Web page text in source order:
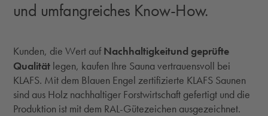
und umfangreiches Know-How.
Kunden, die Wert aufNachhaltigkeitund geprüfte
Qualität legen, kaufen Ihre Sauna vertrauensvoll bei
KLAFS. Mit dem Blauen Engel zertifizierte KLAFS Saunen
sind aus Holz nachhaltiger Forstwirtschaft gefertigt und die
Produktion ist mit dem RAL-Gütezeichen ausgezeichnet.